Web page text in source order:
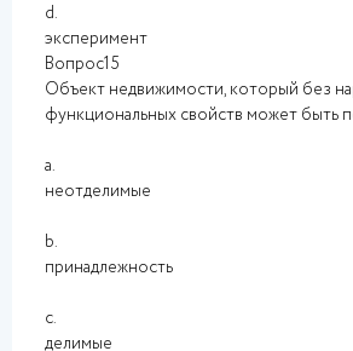
d.
эксперимент
Вопрос15
Объект недвижимости, который без
функциональных свойств может быть
a.
неотделимые
b.
принадлежность
c.
делимые